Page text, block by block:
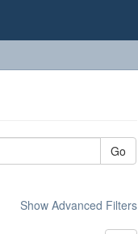
Go
Show Advanced Filters